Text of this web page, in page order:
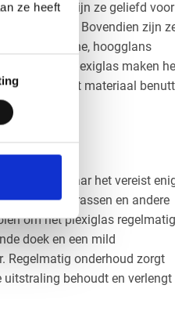
ze heeft
industrie zijn ze geliefd
springen. Bovendien zijn
voor moderne, hoogglans
het zwarte plexiglas maken
het materiaal
maar het vereist
Om krassen en andere
om het plexiglas regelmatig
doek en een mild
Regelmatig onderhoud zorgt
behoudt en verlengt